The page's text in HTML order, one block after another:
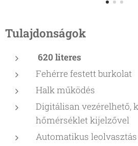
Tulajdonságok
620 literes
Fehérre festett burkolat
Halk működés
Digitálisan vezérelhető,
hőmérséklet kijelzővel
Automatikus leolvasztás